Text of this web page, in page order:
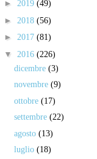
► 2019 (49)
► 2018 (56)
► 2017 (81)
▼ 2016 (226)
dicembre (3)
novembre (9)
ottobre (17)
settembre (22)
agosto (13)
luglio (18)